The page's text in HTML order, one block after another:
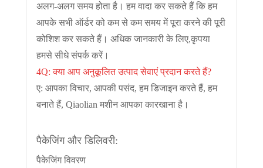
अलग-अलग समय होता है। हम वादा कर सकते हैं कि हम
आपके सभी ऑर्डर को कम से कम समय में पूरा करने की पूरी
कोशिश कर सकते हैं। अधिक जानकारी के लिए,कृपया
हमसे सीधे संपर्क करें।
4Q: क्या आप अनुकूलित उत्पाद सेवाएं प्रदान करते हैं?
ए: आपका विचार, आपकी पसंद, हम डिजाइन करते हैं, हम
बनाते हैं, Qiaolian मशीन आपका कारखाना है।
पैकेजिंग और डिलिवरी:
पैकेजिंग विवरण